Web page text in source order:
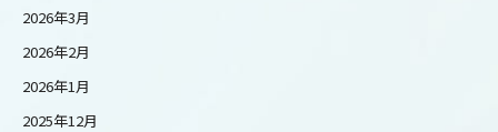
2026年3月
2026年2月
2026年1月
2025年12月